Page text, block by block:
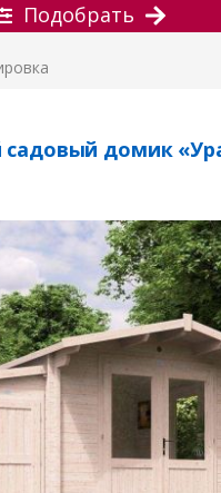
Подобрать
садовый домик